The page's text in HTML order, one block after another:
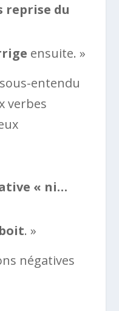
reprise du
ensuite. »
entendu
verbes
« ni…
boit. »
négatives